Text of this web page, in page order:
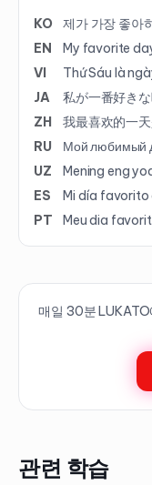
KO
제가 가장 좋아
EN
My favorite
VI
Thứ Sáu là
JA
私が一番好き
ZH
我最喜欢的一天
RU
Мой любимый
UZ
Mening eng
ES
Mi día favorito
PT
Meu dia
매일 30분
관련 학습